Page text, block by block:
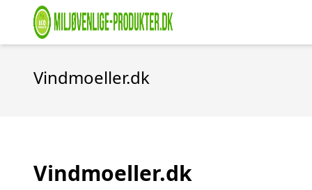
Vindmoeller.dk
Vindmoeller.dk